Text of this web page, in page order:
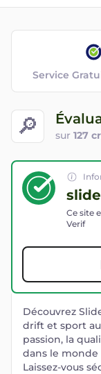
🔎 sur 127
Service
Ce site
Verif
Découvrez
drift et sport
passion, la
dans le
Laissez-vous